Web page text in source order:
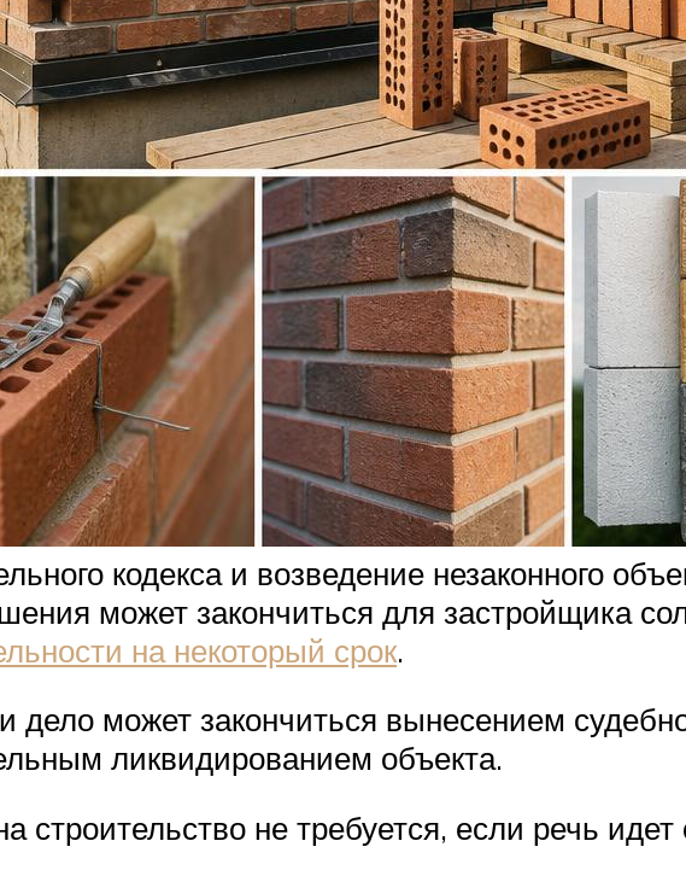
кодекса и возведение незаконного
может закончиться для застройщика
на некоторый срок.
дело может закончиться вынесением
ликвидированием объекта.
строительство не требуется, если речь